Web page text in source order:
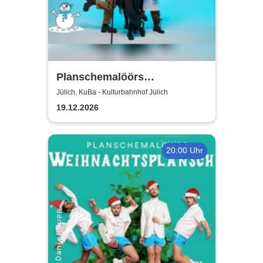
Planschemalöörs
Kinderweihnachtsplansch -
Jülich
Jülich, KuBa - Kulturbahnhof Jülich
19.12.2026
20:00 Uhr